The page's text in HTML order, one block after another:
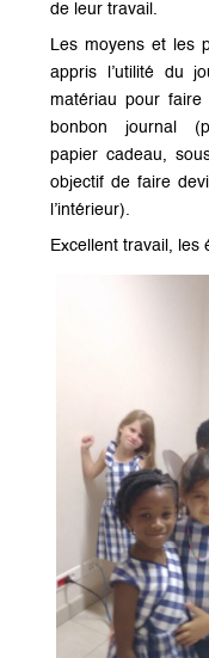
de leur travail.
Les moyens et les
appris l’utilité du
matériau pour
bonbon journal
papier cadeau,
objectif de faire
l’intérieur).
Excellent travail, les